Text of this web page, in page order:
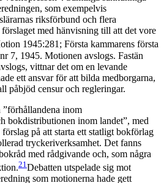
som exempelvis
riksförbund och flera
med hänvisning till att det vore
1945:281; Första kammarens första
7, 1945. Motionen avslogs. Fastän
vittnar det om en levande
ett ansvar för att bilda medborgarna,
påbjöd censur och regleringar.
”förhållandena inom
bokdistributionen inom landet”, med
på att starta ett statligt bokförlag
tryckeriverksamhet. Det fanns
med rådgivande och, som några
21 Debatten utspelade sig mot
som motionerna hade gett